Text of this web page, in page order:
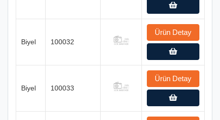
Biyel 100032
Ürün Detay
Biyel 100033
Ürün Detay